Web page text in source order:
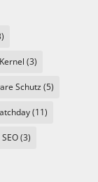
(3)
Schutz(5)
(11)
SEO(3)